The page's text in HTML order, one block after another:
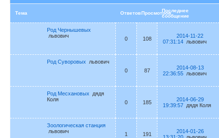
Тема ОтветовПросмотровПоследнее
сообщение
Род Чернышевых
львович
0 108
2014-11-22
07:31:14 львович
Род Суворовых
львович
0
87
2014-08-13
22:36:55 львович
Род Месхановых
дядя
Коля
0 185
2014-06-29
19:39:57 дядя Коля
Зоологическая станция
львович
1 191
2014-01-26